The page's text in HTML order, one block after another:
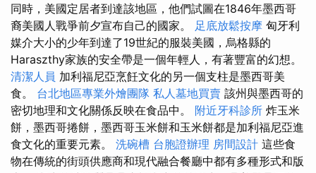
同時，美國定居者到達該地區，他們試圖在1846年墨西哥
裔美國人戰爭前夕宣布自己的國家。 足底放鬆按摩 匈牙利
媒介大小的少年到達了19世紀的服裝美國，烏格縣的
Haraszthy家族的安全帶是一個年輕人，有著豐富的幻想。
清潔人員 加利福尼亞烹飪文化的另一個支柱是墨西哥美
食。 台北地區專業外燴團隊 私人墓地買賣 該州與墨西哥的
密切地理和文化關係反映在食品中。 附近牙科診所 炸玉米
餅，墨西哥捲餅，墨西哥玉米餅和玉米餅都是加利福尼亞進
食文化的重要元素。 洗碗槽 台胞證辦理 房間設計 這些食
物在傳統的街頭供應商和現代融合餐廳中都有多種形式和版